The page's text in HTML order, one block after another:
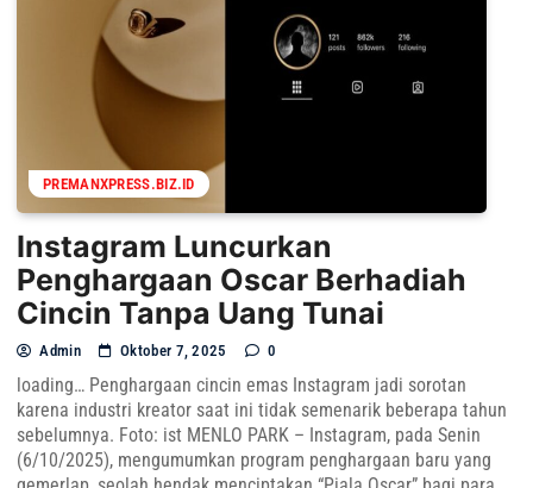
PREMANXPRESS.BIZ.ID
Instagram Luncurkan
Penghargaan Oscar Berhadiah
Cincin Tanpa Uang Tunai
Admin Oktober 7, 2025 0
loading… Penghargaan cincin emas Instagram jadi sorotan
karena industri kreator saat ini tidak semenarik beberapa tahun
sebelumnya. Foto: ist MENLO PARK – Instagram, pada Senin
(6/10/2025), mengumumkan program penghargaan baru yang